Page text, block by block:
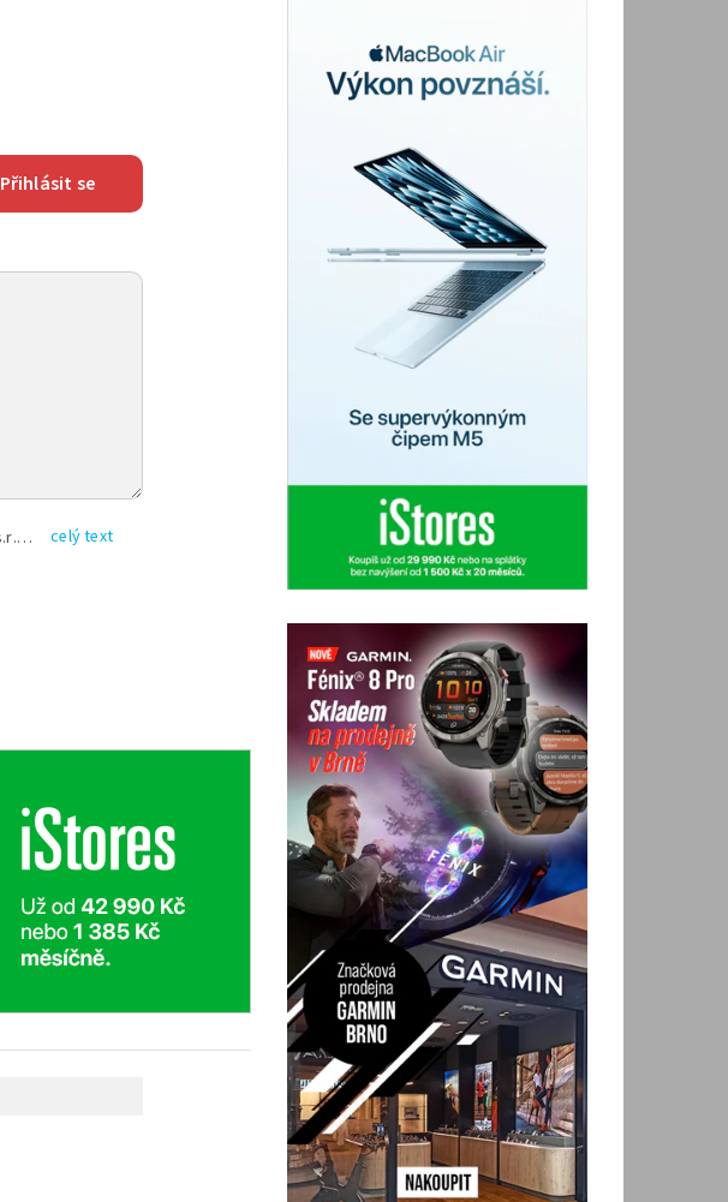
Přihlásit se
Vyplněním shora uvedených údajů beru na vědomí, že společnost TEXT FACTORY s.r.o., sídlem Brno, Durďákova 336/29, Černá Pole, PSČ: 613 00, IČ: 06157831, zapsané u Krajského soudu v Brně, oddíl C, vložka 100399, bude zpracovávat mé osobní údaje uvedené v rámci mnou vyplněného registračního formuláře na základě oprávněných zájmů TEXT FACTORY s.r.o. dle čl. 6 odst. 1 písm. f) GDPR a pro splnění právních povinností (čl. 6 odst. 1 písm. c) GDPR), a to pro tyto účely: nezbytnost zajistit oprávnění návštěvníka webových stránek provozovaných společností TEXT FACTORY s.r.o. přispívat aktivně ke zveřejněným článkům nebo v rámci diskusních fór a výkon práv TEXT FACTORY s.r.o. jako administrátora těchto diskusních fór. Více informací o zpracování osobních údajů a právech lze nalézt v celý text